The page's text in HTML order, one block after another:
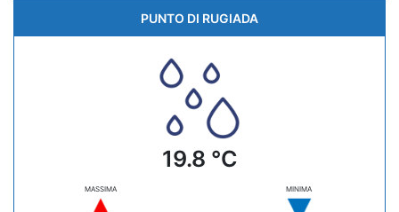
PUNTO DI RUGIADA
19.8 °C
MASSIMA MINIMA